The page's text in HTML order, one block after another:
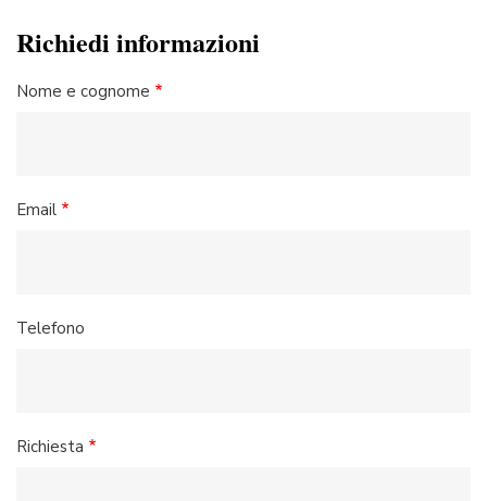
Richiedi informazioni
Nome e cognome
Email
Telefono
Richiesta